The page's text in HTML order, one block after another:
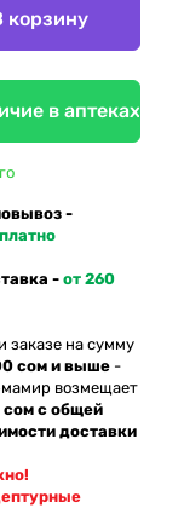
корзину
в аптеках
-
-от 260
заказе на сумму
сом и выше -
возмещает
сом с общей
доставки